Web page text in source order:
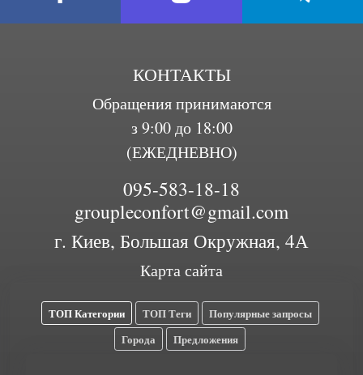
КОНТАКТЫ
Обращения принимаются
з 9:00 до 18:00
(ЕЖЕДНЕВНО)
095-583-18-18
groupleconfort@gmail.com
г. Киев, Большая Окружная, 4А
Карта сайта
ТОП Категории ТОП Теги
Популярные запросы
Города
Предложения